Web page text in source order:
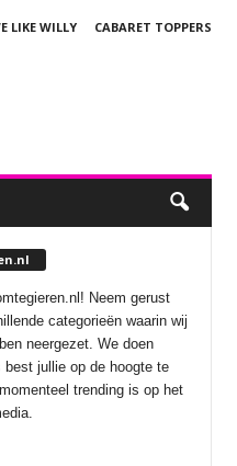
LIKE WILLY
CABARET TOPPERS
Neem gerust
categorieën waarin wij
neergezet. We doen
jullie op de hoogte te
trending is op het